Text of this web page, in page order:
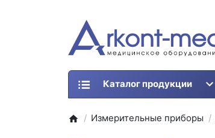
Каталог продукции
Измерительные приборы